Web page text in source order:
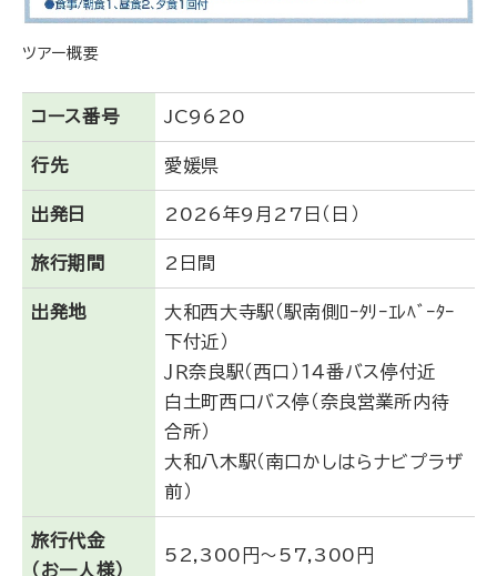
ツアー概要
コース番号 JC9620
行先 愛媛県
出発日 2026年9月27日（日）
旅行期間 2日間
出発地
大和西大寺駅（駅南側ﾛｰﾀﾘｰｴﾚﾍﾞｰﾀｰ
下付近）
ＪＲ奈良駅（西口）１４番バス停付近
白土町西口バス停（奈良営業所内待
合所）
大和八木駅（南口かしはらナビプラザ
前）
旅行代金
（お一人様）
52,300円～57,300円